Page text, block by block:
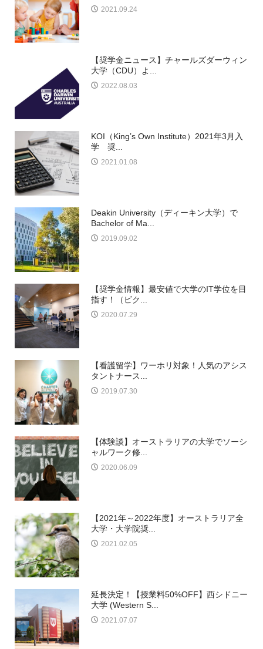
2021.09.24
【奨学金ニュース】チャールズダーウィン
大学（CDU）よ...
2022.08.03
KOI（King’s Own Institute）2021年3月入
学 奨...
2021.01.08
Deakin University（ディーキン大学）で
Bachelor of Ma...
2019.09.02
【奨学金情報】最安値で大学のIT学位を目
指す！（ビク...
2020.07.29
【看護留学】ワーホリ対象！人気のアシス
タントナース...
2019.07.30
【体験談】オーストラリアの大学でソーシ
ャルワーク修...
2020.06.09
【2021年～2022年度】オーストラリア全
大学・大学院奨...
2021.02.05
延長決定！【授業料50%OFF】西シドニー
大学 (Western S...
2021.07.07